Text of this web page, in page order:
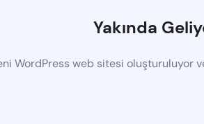
Yakında
WordPress web sitesi oluşturuluyor